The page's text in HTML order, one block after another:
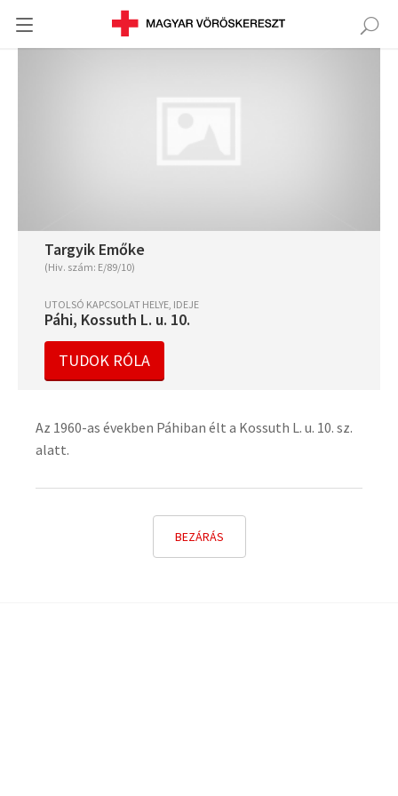
Targyik Emőke
(Hiv. szám: E/89/10)
UTOLSÓ KAPCSOLAT HELYE, IDEJE
Páhi, Kossuth L. u. 10.
TUDOK RÓLA
Az 1960-as években Páhiban élt a Kossuth L. u. 10. sz.
alatt.
BEZÁRÁS